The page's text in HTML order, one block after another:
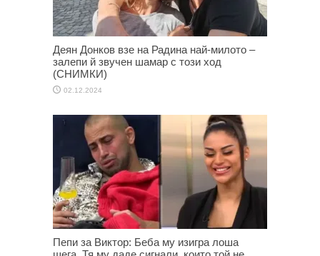
Деян Донков взе на Радина най-милото –
залепи й звучен шамар с този ход
(СНИМКИ)
02.12.2024
Пепи за Виктор: Беба му изигра лоша